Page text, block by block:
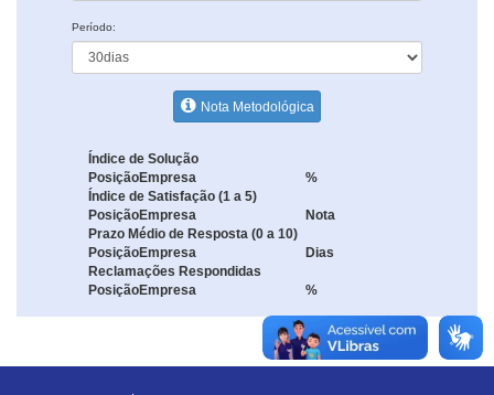
Período:
Nota Metodológica
Índice de Solução
PosiçãoEmpresa
%
Índice de Satisfação (1 a 5)
PosiçãoEmpresa
Nota
Prazo Médio de Resposta (0 a 10)
PosiçãoEmpresa
Dias
Reclamações Respondidas
PosiçãoEmpresa %